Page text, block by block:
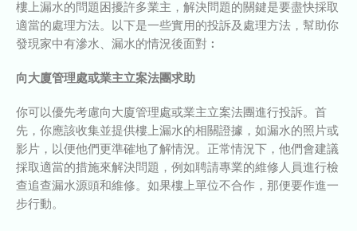
樓上漏水的問題困擾許多業主，解決問題的關鍵是要盡快採取
適當的處理方法。以下是一些實用的投訴及處理方法，幫助你
發現家中有滲水、漏水的情況後面對︰
向大廈管理處或業主立案法團求助
你可以優先考慮向大廈管理處或業主立案法團進行投訴。首
先，你應該收集並提供樓上漏水的相關證據，如漏水的照片或
影片，以便他們更準確地了解情況。正常情況下，他們會建議
採取適當的措施來解決問題，例如聘請專業的維修人員進行檢
查追查漏水源頭和維修。如果樓上單位不合作，那便要作進一
步行動。